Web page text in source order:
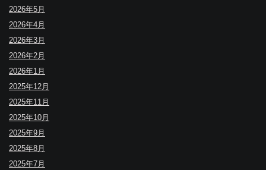
2026年5月
2026年4月
2026年3月
2026年2月
2026年1月
2025年12月
2025年11月
2025年10月
2025年9月
2025年8月
2025年7月